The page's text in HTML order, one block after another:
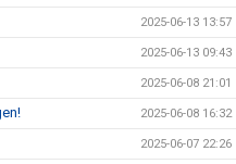
2025-06-13 13:57
2025-06-13 09:43
2025-06-08 21:01
2025-06-08 16:32
2025-06-07 22:26